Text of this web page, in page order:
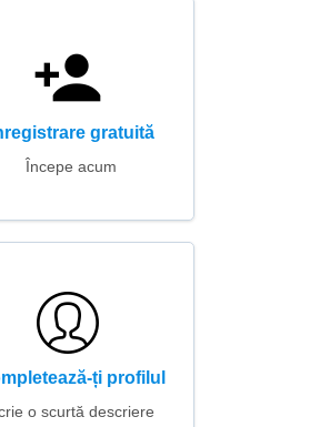
gratuită
Începe acum
ți profilul
o scurtă descriere